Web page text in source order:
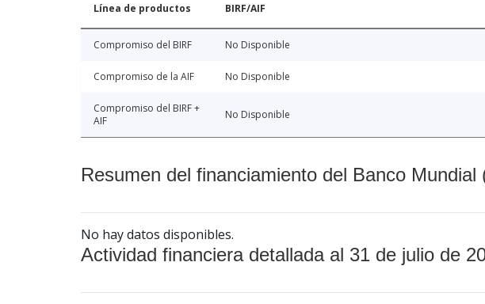
Línea de productos BIRF/AIF
Compromiso del BIRF No Disponible
Compromiso de la AIF No Disponible
Compromiso del BIRF +
AIF
No Disponible
Resumen del financiamiento del Banco
No hay datos disponibles.
Actividad financiera detallada al 31 de julio de